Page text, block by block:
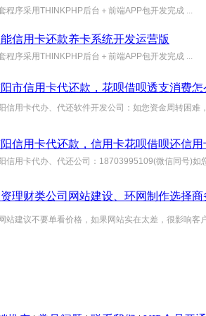
程序采用THINKPHP后台＋前端APP包开发完成 ...
信用卡还款养卡系统开发运营版
程序采用THINKPHP后台＋前端APP包开发完成 ...
市信用卡代还款，花呗借呗透支消费怎
信用卡代办、代还软件开发公司：如您资金周转困难
信用卡代还款，信用卡花呗借呗还信用
信用卡代办、代还公司：18703995109(微信同号)如
理财类公司网站建设、环网制作选择
站建议不要单看价格，如果网站实在太差，很影响